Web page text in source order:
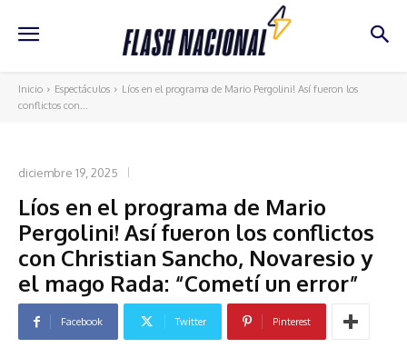
Inicio Espectáculos
Líos en el programa de Mario Pergolini! Así fueron los
conflictos con...
diciembre 19, 2025
Líos en el programa de Mario
Pergolini! Así fueron los conflictos
con Christian Sancho, Novaresio y
el mago Rada: “Cometí un error”
Facebook Twitter Pinterest